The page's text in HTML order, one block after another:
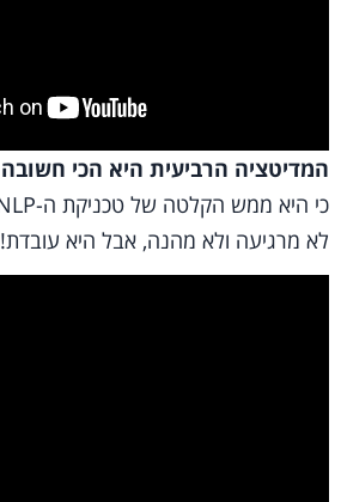
המדיטציה הרביעית היא הכי חשובה
לא מרגיעה ולא מהנה, אבל היא עובדת!